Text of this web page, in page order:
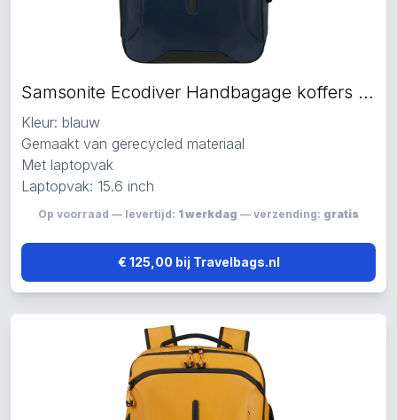
Samsonite Ecodiver Handbagage koffers blauw
Kleur: blauw
Gemaakt van gerecycled materiaal
Met laptopvak
Laptopvak: 15.6 inch
Op voorraad — levertijd: 1 werkdag — verzending: gratis
€ 125,00 bij Travelbags.nl